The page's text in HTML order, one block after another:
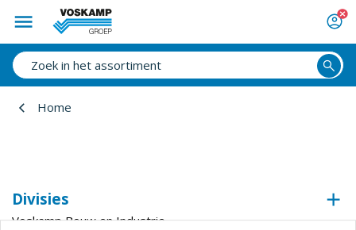
Home
Divisies
Voskamp Bouw en Industrie